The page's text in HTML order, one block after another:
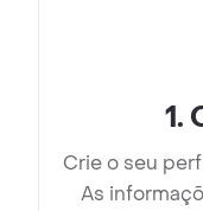
1.
Crie o seu
As